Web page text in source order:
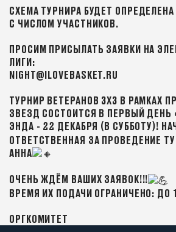
СХЕМА ТУРНИРА БУДЕТ
С ЧИСЛОМ УЧАСТНИКОВ.
ПРОСИМ ПРИСЫЛАТЬ ЗАЯВКИ НА
ЛИГИ:
NIGHT@ILOVEBASKET.RU
ТУРНИР ВЕТЕРАНОВ 3Х3 В РАМКАХ
ЗВЕЗД СОСТОИТСЯ В ПЕРВЫЙ ДЕНЬ
ЭНДА - 22 ДЕКАБРЯ (В СУББОТУ)!
ОТВЕТСТВЕННАЯ ЗА ПРОВЕДЕНИЕ
АННА
ОЧЕНЬ ЖДЁМ ВАШИХ ЗАЯВОК!!!
ВРЕМЯ ИХ ПОДАЧИ ОГРАНИЧЕНО: ДО
ОРГКОМИТЕТ